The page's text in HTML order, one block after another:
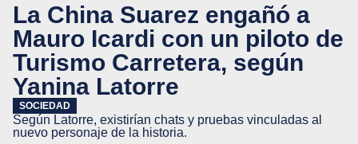
La China Suarez engañó a
Mauro Icardi con un piloto de
Turismo Carretera, según
Yanina Latorre
SOCIEDAD
Según Latorre, existirían chats y pruebas vinculadas al
nuevo personaje de la historia.